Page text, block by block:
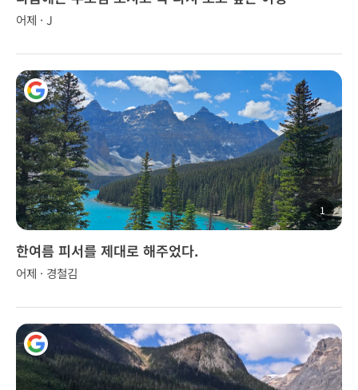
어제 · J
1
한여름 피서를 제대로 해주었다.
어제 · 경철김